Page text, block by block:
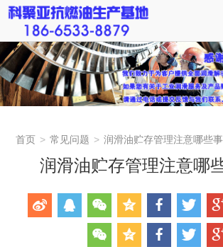
首页 > 常见问题 > 润滑油贮存管理注意哪些事
润滑油贮存管理注意哪